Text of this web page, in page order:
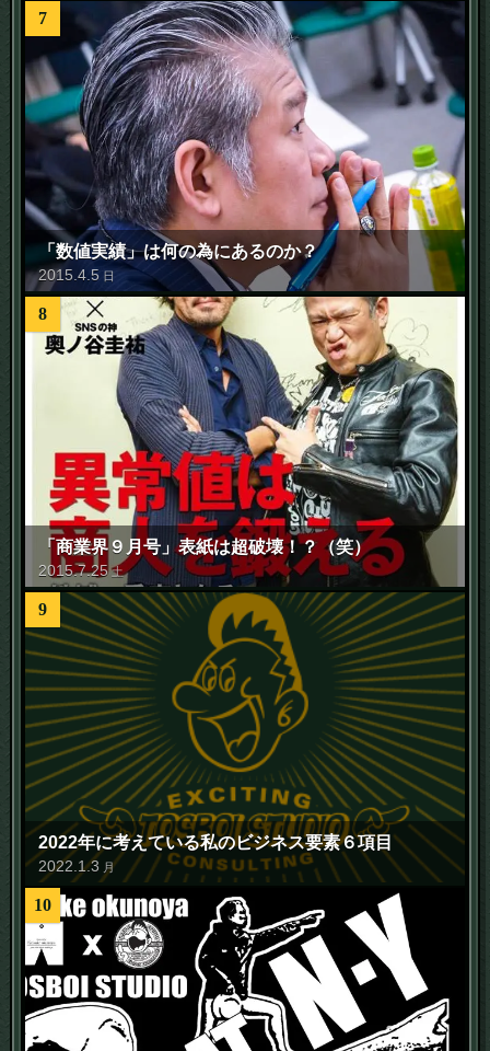
7
「数値実績」は何の為にあるのか？
2015 .4 .5 日
8
「商業界９月号」表紙は超破壊！？（笑）
2015.7.25 土
9
2022年に考えている私のビジネス要素６項目
2022 1.3 月
10